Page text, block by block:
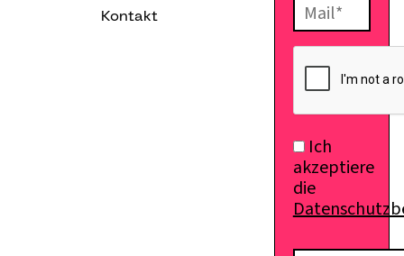
Kontakt
Ich
akzeptiere
die